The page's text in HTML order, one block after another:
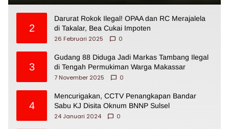
2
Darurat Rokok Ilegal! OPAA dan RC Merajalela
di Takalar, Bea Cukai Impoten
26 Februari 2025
0
3
Gudang 88 Diduga Jadi Markas Tambang Ilegal
di Tengah Permukiman Warga Makassar
7 November 2025
0
4
Mencurigakan, CCTV Penangkapan Bandar
Sabu KJ Disita Oknum BNNP Sulsel
24 Januari 2024
0